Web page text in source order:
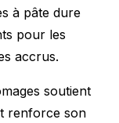
à pâte dure
pour les
accrus.
soutient
renforce son